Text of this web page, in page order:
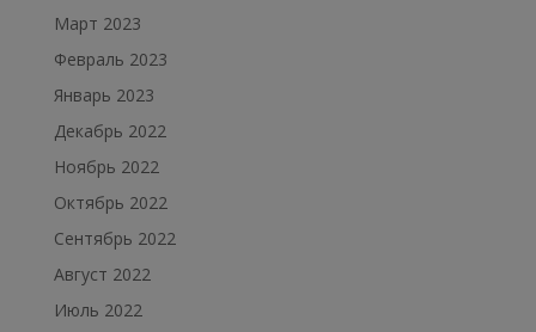
Март 2023
Февраль 2023
Январь 2023
Декабрь 2022
Ноябрь 2022
Октябрь 2022
Сентябрь 2022
Август 2022
Июль 2022